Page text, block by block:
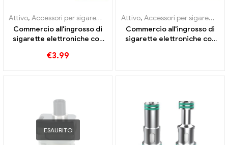
Attivo, Accessori per sigarette elettroniche ,Evaporatore
Commercio all'ingrosso di
sigarette elettroniche con
DTL/MTL/RBA丨
€3.99
Attivo, Accessori per sigarette elettroniche
Commercio all'ingrosso di
sigarette elettroniche con
ESAURITO